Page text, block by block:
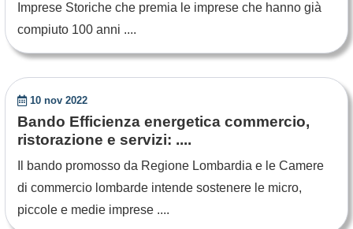
Imprese Storiche che premia le imprese che hanno già
compiuto 100 anni ....
10 nov 2022
Bando Efficienza energetica commercio,
ristorazione e servizi: ....
Il bando promosso da Regione Lombardia e le Camere
di commercio lombarde intende sostenere le micro,
piccole e medie imprese ....